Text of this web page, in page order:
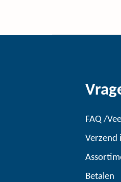
FAQ /
Betalen